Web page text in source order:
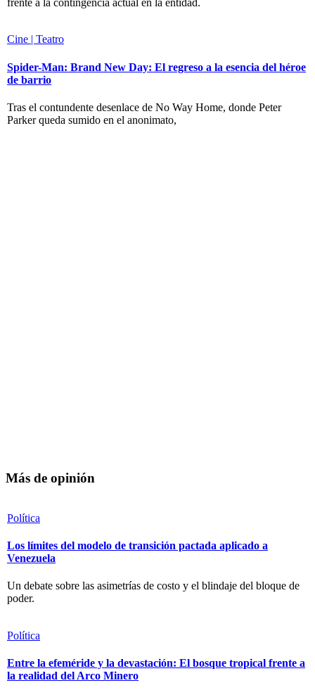
Cine | Teatro
Spider-Man: Brand New Day: El regreso a la esencia del héroe
de barrio
Tras el contundente desenlace de No Way Home, donde Peter
Parker queda sumido en el anonimato,
Más de opinión
Política
Los límites del modelo de transición pactada aplicado a
Venezuela
Un debate sobre las asimetrías de costo y el blindaje del bloque de
poder.
Política
Entre la efeméride y la devastación: El bosque tropical frente a
la realidad del Arco Minero